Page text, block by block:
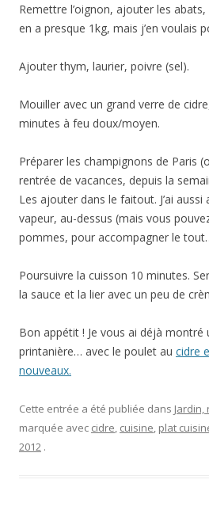
Remettre l’oignon, ajouter les
en a presque 1kg, mais j’en voulais
Ajouter thym, laurier, poivre (sel).
Mouiller avec un grand verre de
minutes à feu doux/moyen.
Préparer les champignons de Paris
rentrée de vacances, depuis la
Les ajouter dans le faitout. J’ai
vapeur, au-dessus (mais vous
pommes, pour accompagner le
Poursuivre la cuisson 10 minutes.
la sauce et la lier avec un peu de
Bon appétit ! Je vous ai déjà montré
printanière… avec le poulet au cidre
nouveaux.
Cette entrée a été publiée dans
marquée avec cidre, cuisine, plat
2012 .